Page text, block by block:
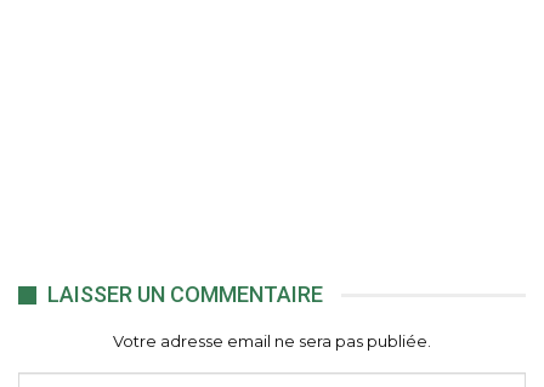
LAISSER UN COMMENTAIRE
Votre adresse email ne sera pas publiée.